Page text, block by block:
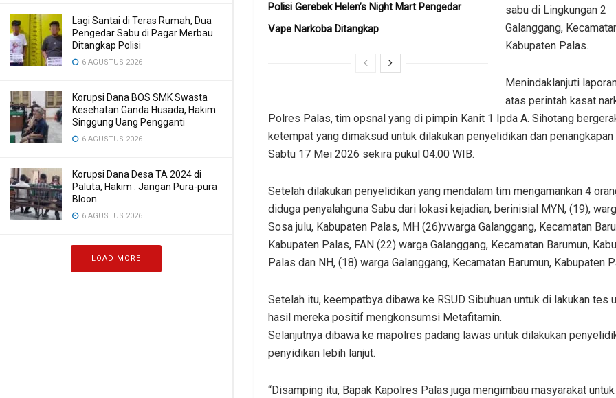
Lagi Santai di Teras Rumah, Dua
Pengedar Sabu di Pagar Merbau
Ditangkap Polisi
6 AGUSTUS 2026
Korupsi Dana BOS SMK Swasta
Kesehatan Ganda Husada, Hakim
Singgung Uang Pengganti
6 AGUSTUS 2026
Korupsi Dana Desa TA 2024 di
Paluta, Hakim : Jangan Pura-pura
Bloon
6 AGUSTUS 2026
LOAD MORE
Polisi Gerebek Helen’s Night Mart Pengedar
Vape Narkoba Ditangkap
sabu di Lingkungan 2
Galanggang,
Kabupaten Palas.
Menindaklanjuti
atas perintah kasat
Polres Palas, tim opsnal yang di pimpin Kanit 1 Ipda A. Sihotang
ketempat yang dimaksud untuk dilakukan penyelidikan dan penangkapan
Sabtu 17 Mei 2026 sekira pukul 04.00 WIB.
Setelah dilakukan penyelidikan yang mendalam tim mengamankan 4
diduga penyalahguna Sabu dari lokasi kejadian, berinisial MYN, (19),
Sosa julu, Kabupaten Palas, MH (26)vwarga Galanggang, Kecamatan
Kabupaten Palas, FAN (22) warga Galanggang, Kecamatan Barumun,
Palas dan NH, (18) warga Galanggang, Kecamatan Barumun, Kabupaten
Setelah itu, keempatbya dibawa ke RSUD Sibuhuan untuk di lakukan tes
hasil mereka positif mengkonsumsi Metafitamin.
Selanjutnya dibawa ke mapolres padang lawas untuk dilakukan
penyidikan lebih lanjut.
“Disamping itu, Bapak Kapolres Palas juga mengimbau masyarakat